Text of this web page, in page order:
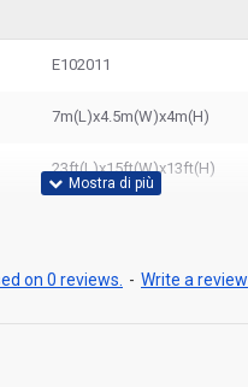
E102011
7m(L)x4.5m(W)x4m(H)
23ft(L)x15ft(W)x13ft(H)
on 0 reviews. - Write a review